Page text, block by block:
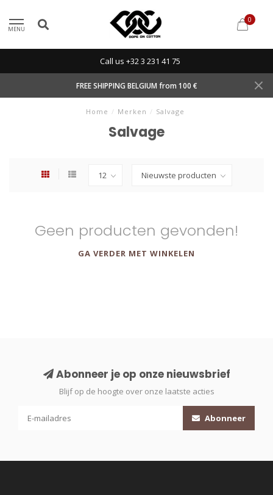
MENU
0
Call us +32 3 231 41 75
FREE SHIPPING BELGIUM from 100 €
Home / Merken / Salvage
Salvage
Geen producten gevonden!
GA VERDER MET WINKELEN
Abonneer je op onze nieuwsbrief
Blijf op de hoogte over onze laatste acties
Abonneer